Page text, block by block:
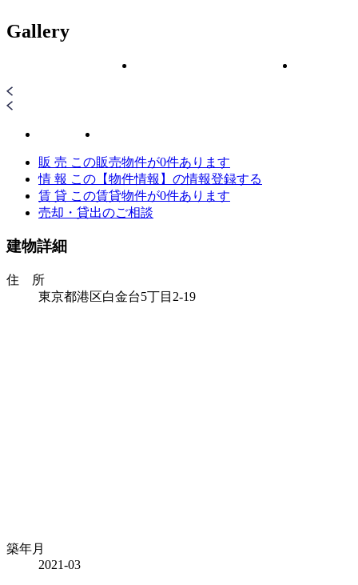
Gallery
販 売 この販売物件が0件あります
情 報 この【物件情報】の情報登録する
賃 貸 この賃貸物件が0件あります
売却・貸出のご相談
建物詳細
住 所
東京都港区白金台5丁目2-19
築年月
2021-03